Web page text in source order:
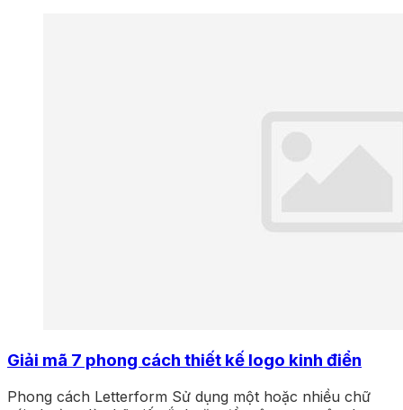
Giải mã 7 phong cách thiết kế logo kinh điển
Phong cách Letterform Sử dụng một hoặc nhiều chữ